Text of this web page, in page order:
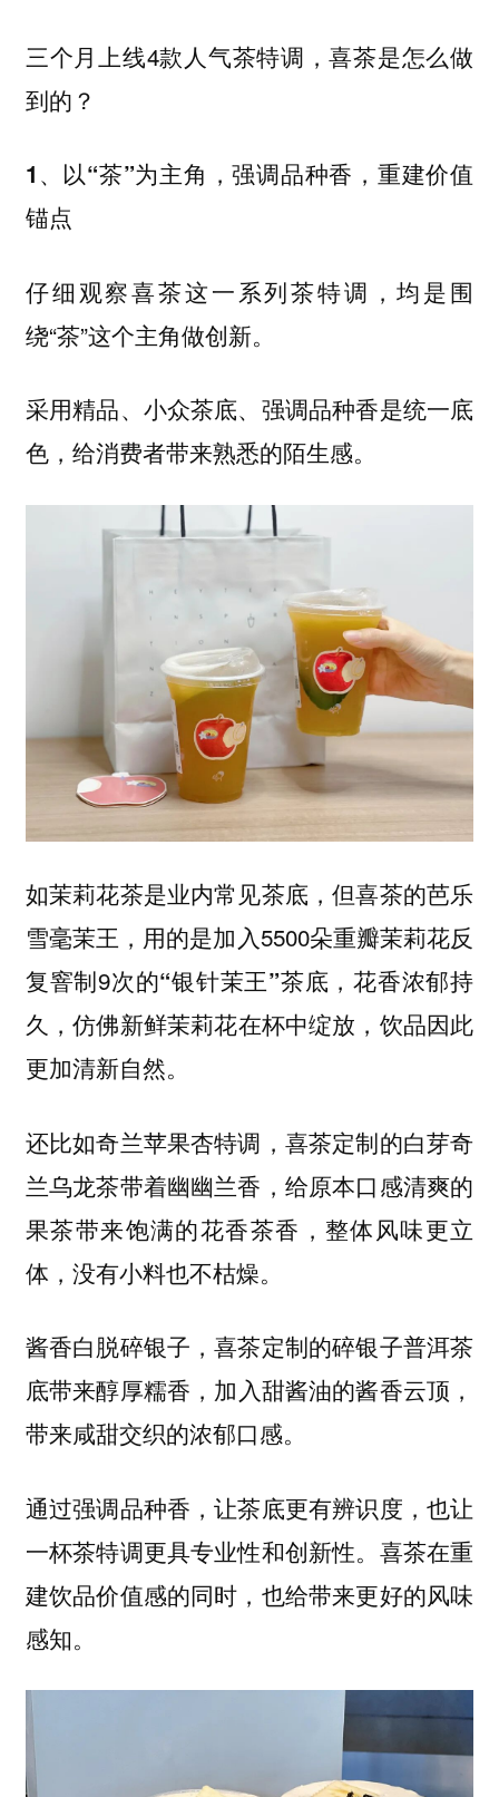
三个月上线4款人气茶特调，喜茶是怎么做
到的？
1、以“茶”为主角，强调品种香，重建价值
锚点
仔细观察喜茶这一系列茶特调，均是围
绕“茶”这个主角做创新。
采用精品、小众茶底、强调品种香是统一底
色，给消费者带来熟悉的陌生感。
如茉莉花茶是业内常见茶底，但喜茶的芭乐
雪毫茉王，用的是加入5500朵重瓣茉莉花反
复窨制9次的“银针茉王”茶底，花香浓郁持
久 ，仿佛新鲜茉莉花在杯中绽放，饮品因此
更加清新自然。
还比如奇兰苹果杏特调，喜茶定制的白芽奇
兰乌龙茶带着幽幽兰香 ，给原本口感清爽的
果茶带来饱满的花香茶香，整体风味更立
体，没有小料也不枯燥。
酱香白脱碎银子，喜茶定制的碎银子普洱茶
底带来醇厚糯香 ，加入甜酱油的酱香云顶，
带来咸甜交织的浓郁口感。
通过强调品种香，让茶底更有辨识度， 也让
一杯茶特调更具专业性和创新性。喜茶在重
建饮品价值感的同时，也给带来更好的风味
感知。